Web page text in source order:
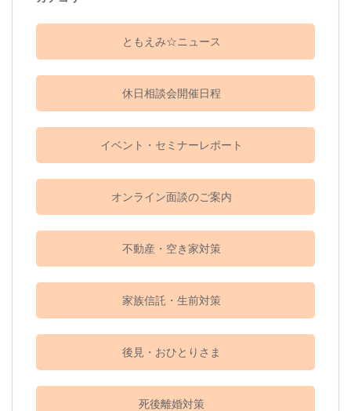
ともえみ☆ニュース
休日相談会開催日程
イベント・セミナーレポート
オンライン面談のご案内
不動産・空き家対策
家族信託・生前対策
後見・おひとりさま
死後離婚対策